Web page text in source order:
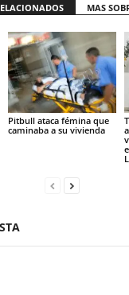
MAS
Pitbull ataca fémina que
caminaba a su vivienda